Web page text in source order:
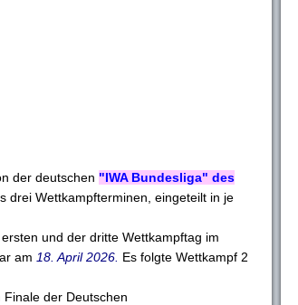
der deutschen "IWA Bundesliga" des
drei Wettkampfterminen, eingeteilt in je
und der dritte Wettkampftag im
am 18. April 2026. Es folgte Wettkampf 2
der Deutschen